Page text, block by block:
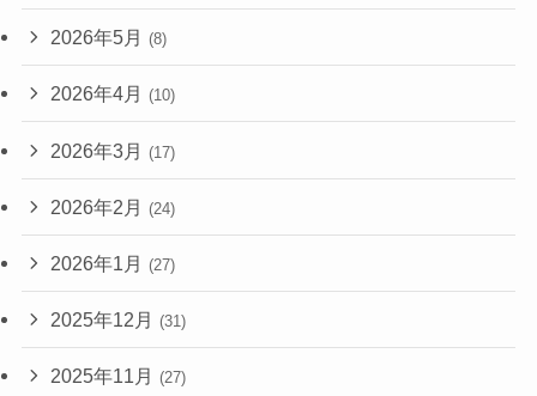
2026年5月 (8)
2026年4月 (10)
2026年3月 (17)
2026年2月 (24)
2026年1月 (27)
2025年12月 (31)
2025年11月 (27)